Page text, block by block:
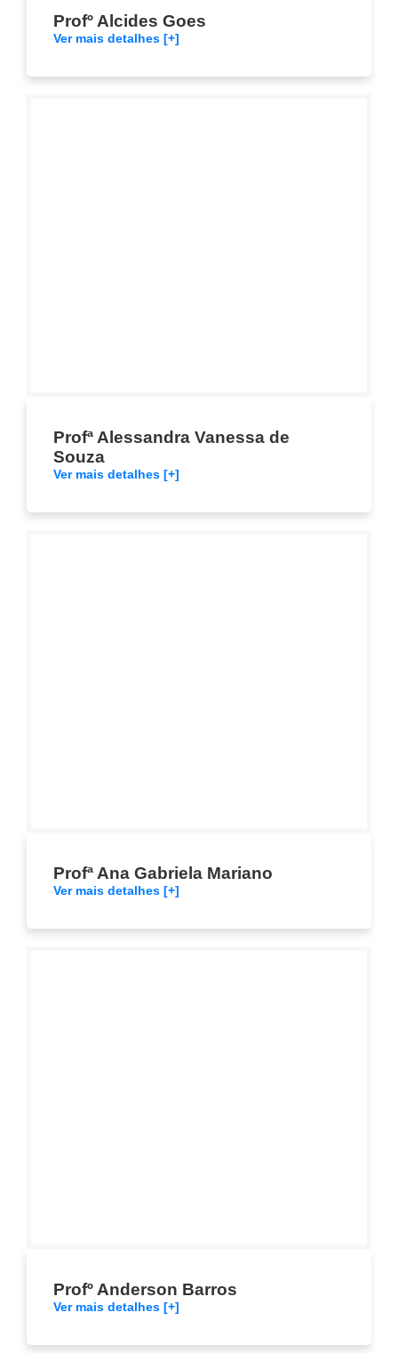
Profº Alcides Goes
Ver mais detalhes [+]
Profª Alessandra Vanessa de
Souza
Ver mais detalhes [+]
Profª Ana Gabriela Mariano
Ver mais detalhes [+]
Profº Anderson Barros
Ver mais detalhes [+]